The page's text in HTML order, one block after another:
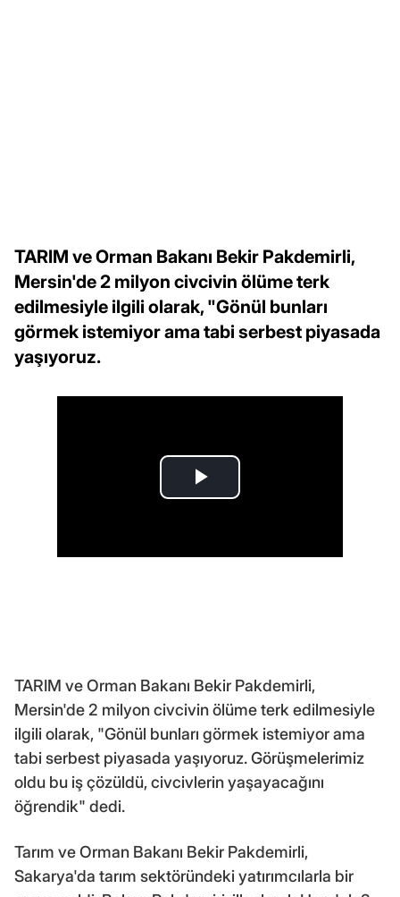
TARIM ve Orman Bakanı Bekir Pakdemirli,
Mersin'de 2 milyon civcivin ölüme terk
edilmesiyle ilgili olarak, "Gönül bunları
görmek istemiyor ama tabi serbest piyasada
yaşıyoruz.
TARIM ve Orman Bakanı Bekir Pakdemirli,
Mersin'de 2 milyon civcivin ölüme terk edilmesiyle
ilgili olarak, "Gönül bunları görmek istemiyor ama
tabi serbest piyasada yaşıyoruz. Görüşmelerimiz
oldu bu iş çözüldü, civcivlerin yaşayacağını
öğrendik" dedi.
Tarım ve Orman Bakanı Bekir Pakdemirli,
Sakarya'da tarım sektöründeki yatırımcılarla bir